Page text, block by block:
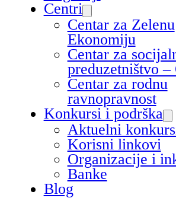
Centri
Centar za Zelenu
Ekonomiju
Centar za
preduzetništvo –
Centar za rodnu
ravnopravnost
Konkursi i podrška
Aktuelni
Korisni linkovi
Organizacije i
Banke
Blog